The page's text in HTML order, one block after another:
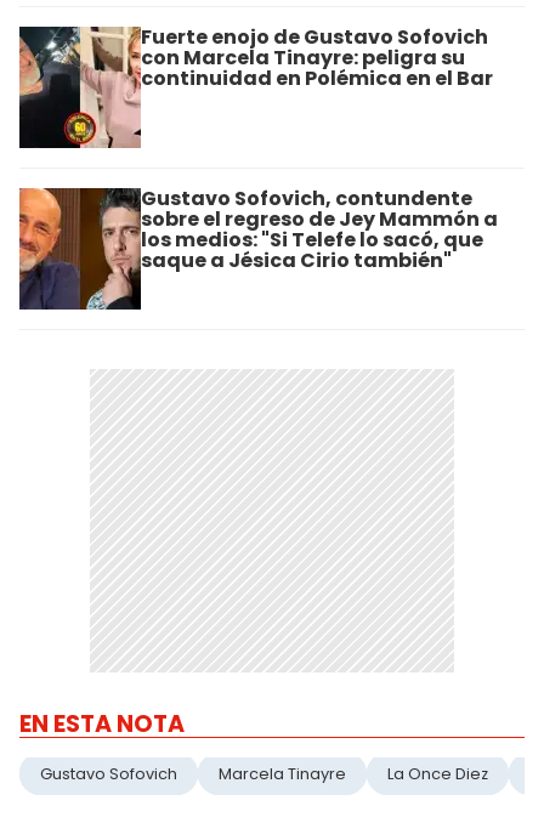
Fuerte enojo de Gustavo Sofovich
con Marcela Tinayre: peligra su
continuidad en Polémica en el Bar
Gustavo Sofovich, contundente
sobre el regreso de Jey Mammón a
los medios: "Si Telefe lo sacó, que
saque a Jésica Cirio también"
EN ESTA NOTA
Gustavo Sofovich Marcela Tinayre La Once Diez